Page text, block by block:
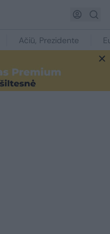
Ačiū, Prezidente